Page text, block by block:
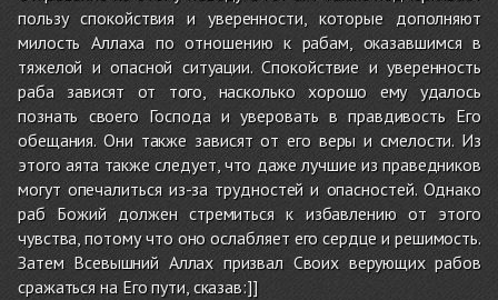
пользу спокойствия и уверенности, которые дополняют
милость Аллаха по отношению к рабам, оказавшимся в
тяжелой и опасной ситуации. Спокойствие и уверенность
раба зависят от того, насколько хорошо ему удалось
познать своего Господа и уверовать в правдивость Его
обещания. Они также зависят от его веры и смелости. Из
этого аята также следует, что даже лучшие из праведников
могут опечалиться из-за трудностей и опасностей. Однако
раб Божий должен стремиться к избавлению от этого
чувства, потому что оно ослабляет его сердце и решимость.
Затем Всевышний Аллах призвал Своих верующих рабов
сражаться на Его пути, сказав:]]